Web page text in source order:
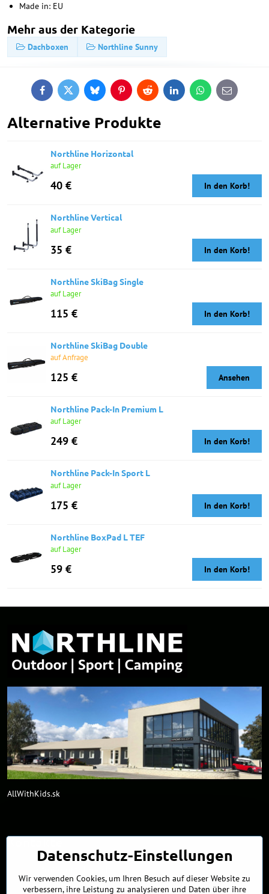
Made in: EU
Mehr aus der Kategorie
Dachboxen Northline Sunny
FacebookTwitterBlueskyPinterestReddit LinkedInWhatsApp
E-
mail
Alternative Produkte
Northline Horizontal
auf Lager
40 € In den Korb!
Northline Vertical
auf Lager
35 € In den Korb!
Northline SkiBag Single
auf Lager
115 € In den Korb!
Northline SkiBag Double
auf Anfrage
125 € Ansehen
Northline Pack-In Premium L
auf Lager
249 € In den Korb!
Northline Pack-In Sport L
auf Lager
175 € In den Korb!
Northline BoxPad L TEF
auf Lager
59 € In den Korb!
AllWithKids.sk
Kontakte
Datenschutz-Einstellungen
Wir verwenden Cookies, um Ihren Besuch auf dieser Website zu
verbessern, ihre Leistung zu analysieren und Daten über ihre